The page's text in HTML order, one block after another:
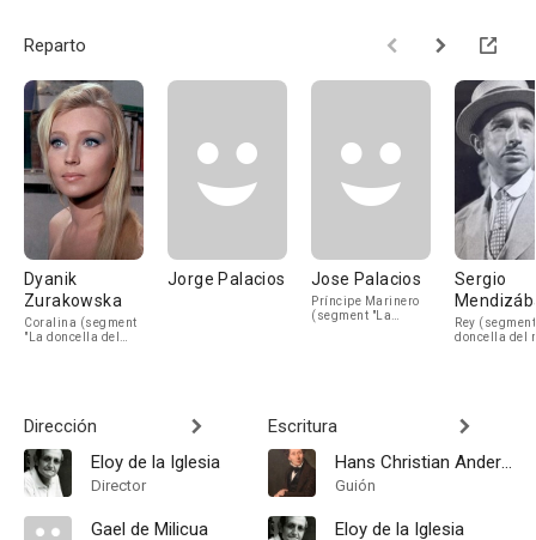
Reparto
Dyanik
Zurakowska
Coralina (segment
"La doncella del
Jorge Palacios Jose Palacios
Príncipe Marinero
(segment "La
Sergio
Rey
doncella del
Dirección
Eloy de la Iglesia
Director
Gael de Milicua
Escritura
Hans Christian Andersen
Guión
Eloy de la Iglesia